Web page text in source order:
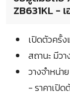
ZB631KL -
เปิดตัวครั้ง
สถานะ มีวา
วางจำหน่า
- ราคาเปิด